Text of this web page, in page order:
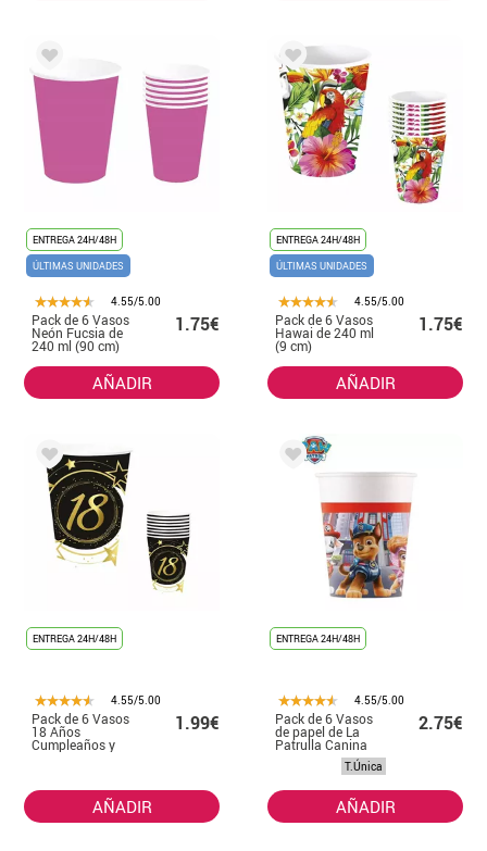
ENTREGA 24H/48H
ÚLTIMAS UNIDADES
4.55/5.00
Pack de 6 Vasos
Neón Fucsia de
240 ml (90 cm)
1.75€
AÑADIR
ENTREGA 24H/48H
ÚLTIMAS UNIDADES
4.55/5.00
Pack de 6 Vasos
Hawai de 240 ml
(9 cm)
1.75€
AÑADIR
ENTREGA 24H/48H
4.55/5.00
Pack de 6 Vasos
18 Años
Cumpleaños y
Aniversarios de
1.99€
AÑADIR
ENTREGA 24H/48H
4.55/5.00
Pack de 6 Vasos
de papel de La
Patrulla Canina
2.75€
T.Única
AÑADIR